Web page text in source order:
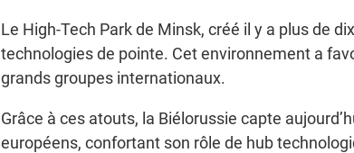
Le High-Tech Park de Minsk, créé il y a plus de
technologies de pointe. Cet environnement a
grands groupes internationaux.
Grâce à ces atouts, la Biélorussie capte
européens, confortant son rôle de hub